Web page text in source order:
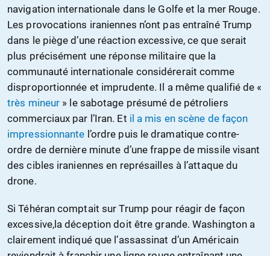
navigation internationale dans le Golfe et la mer Rouge.
Les provocations iraniennes n’ont pas entraîné Trump
dans le piège d’une réaction excessive, ce que serait
plus précisément une réponse militaire que la
communauté internationale considérerait comme
disproportionnée et imprudente. Il a même qualifié de «
très mineur » le sabotage présumé de pétroliers
commerciaux par l’Iran. Et il a mis en scène de façon
impressionnante l’ordre puis le dramatique contre-
ordre de dernière minute d’une frappe de missile visant
des cibles iraniennes en représailles à l’attaque du
drone.
Si Téhéran comptait sur Trump pour réagir de façon
excessive,la déception doit être grande. Washington a
clairement indiqué que l’assassinat d’un Américain